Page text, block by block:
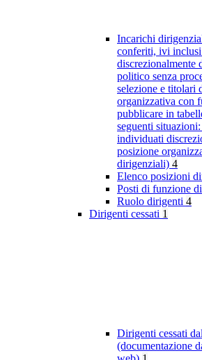
Incarichi
conferiti, ivi
discrezionalmente
politico senza
selezione e titolari
organizzativa con
pubblicare in
seguenti
individuati
posizione
dirigenziali) 4
Elenco posizioni
Posti di funzione
Ruolo dirigenti 4
Dirigenti cessati 1
Dirigenti cessati
(documentazione